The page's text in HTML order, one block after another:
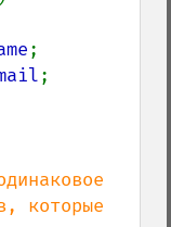
;
;
которые